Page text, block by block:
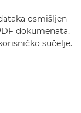
osmišljen
dokumenata,
sučelje.